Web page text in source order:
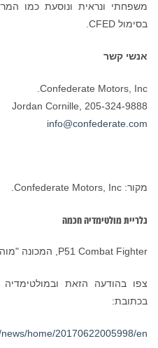
בסימול CFED.
אנשי קשר
Confederate Motors, Inc.
Jordan Cornille, 205-324-9888
info@confederate.com
מקור: Confederate Motors, Inc.
גלריית מולטימדיה חכמה
P51 Combat Fighter, המכונה "מוהוק" (תמונה: Business Wire)
צפו בהודעה הזאת
בכתובת:
home/20170622005998/en